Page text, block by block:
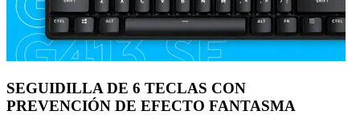
SEGUIDILLA DE 6 TECLAS CON
PREVENCIÓN DE EFECTO FANTASMA